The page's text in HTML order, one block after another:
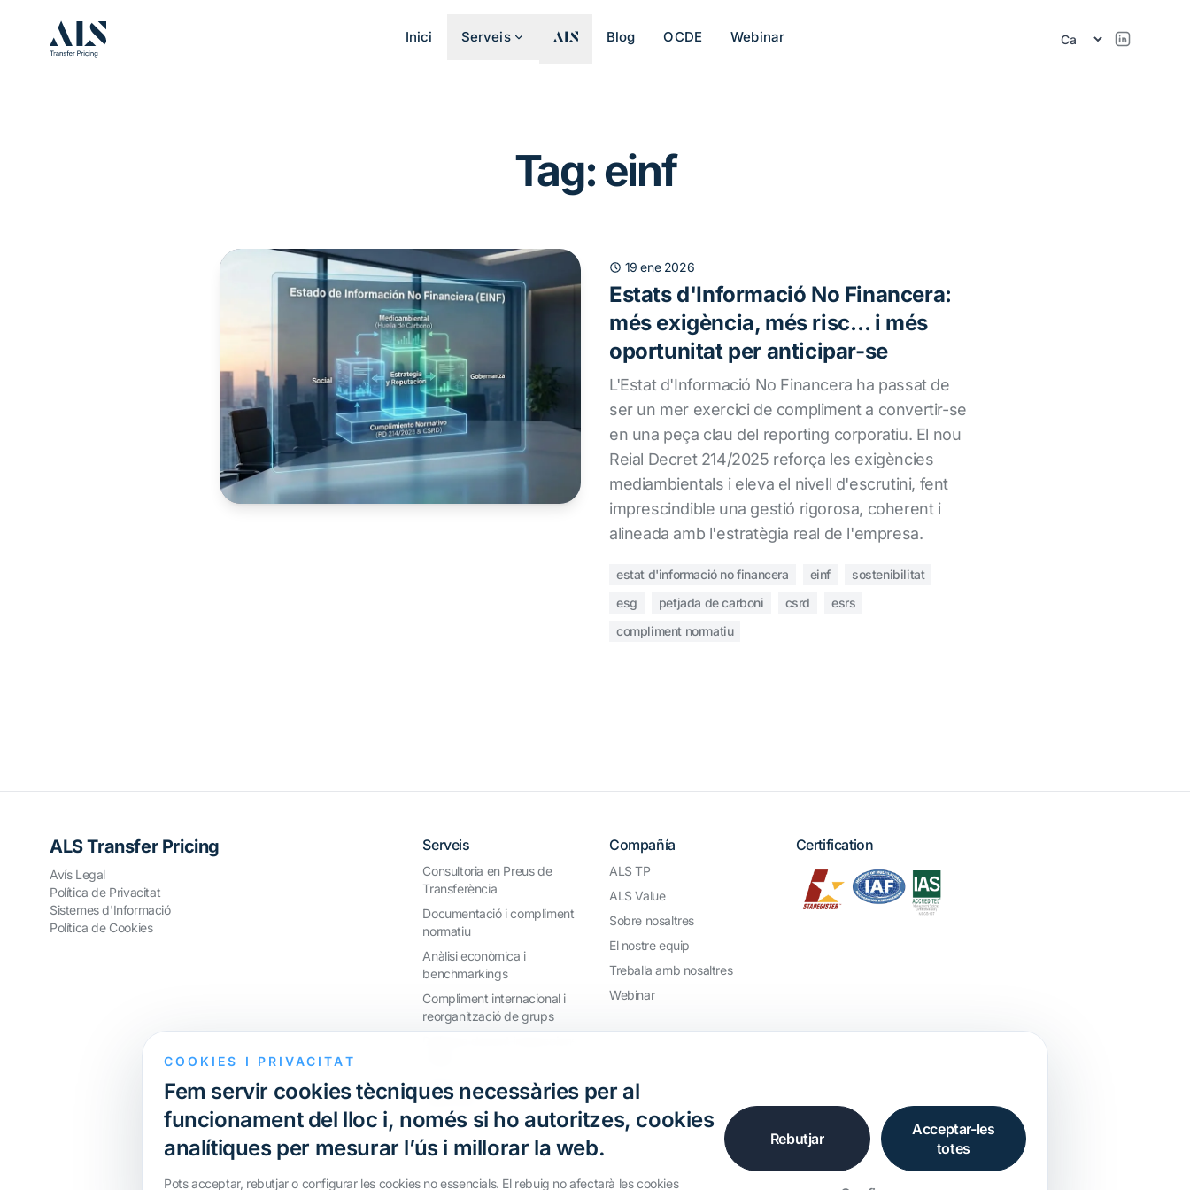
Inici Serveis Blog OCDE Webinar
Tag: einf
19 ene 2026
Estats d'Informació No Financera:
més exigència, més risc… i més
oportunitat per anticipar-se
L'Estat d'Informació No Financera ha passat de
ser un mer exercici de compliment a convertir-se
en una peça clau del reporting corporatiu. El nou
Reial Decret 214/2025 reforça les exigències
mediambientals i eleva el nivell d'escrutini, fent
imprescindible una gestió rigorosa, coherent i
alineada amb l'estratègia real de l'empresa.
estat d'informació no financera einf
sostenibilitat
esg
petjada de carboni csrd
esrs
compliment normatiu
ALS Transfer Pricing
Avís Legal
Política de Privacitat
Sistemes d'Informació
Política de Cookies
Serveis
Consultoria en Preus de
Transferència
Documentació i compliment
normatiu
Anàlisi econòmica i
benchmarkings
Compliment internacional i
reorganització de grups
Valoracions i operacions
financeres
Compañía
ALS TP
ALS Value
Sobre nosaltres
El nostre equip
Treballa amb nosaltres
Webinar
Certification
COOKIES I PRIVACITAT
Fem servir cookies tècniques necessàries per al
funcionament del lloc i, només si ho autoritzes, cookies
analítiques per mesurar l’ús i millorar la web.
Pots acceptar, rebutjar o configurar les cookies no essencials. El rebuig no afectarà les cookies
Rebutjar
Acceptar-les
totes